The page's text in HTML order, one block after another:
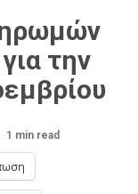
την
1 min read